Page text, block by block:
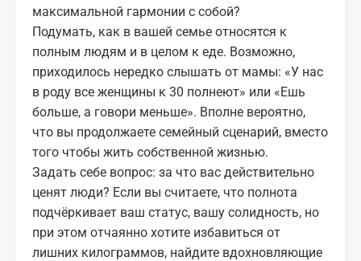
максимальной гармонии с собой?
Подумать, как в вашей семье относятся к
полным людям и в целом к еде. Возможно,
приходилось нередко слышать от мамы: «У нас
в роду все женщины к 30 полнеют» или «Ешь
больше, а говори меньше». Вполне вероятно,
что вы продолжаете семейный сценарий, вместо
того чтобы жить собственной жизнью.
Задать себе вопрос: за что вас действительно
ценят люди? Если вы считаете, что полнота
подчёркивает ваш статус, вашу солидность, но
при этом отчаянно хотите избавиться от
лишних килограммов, найдите вдохновляющие